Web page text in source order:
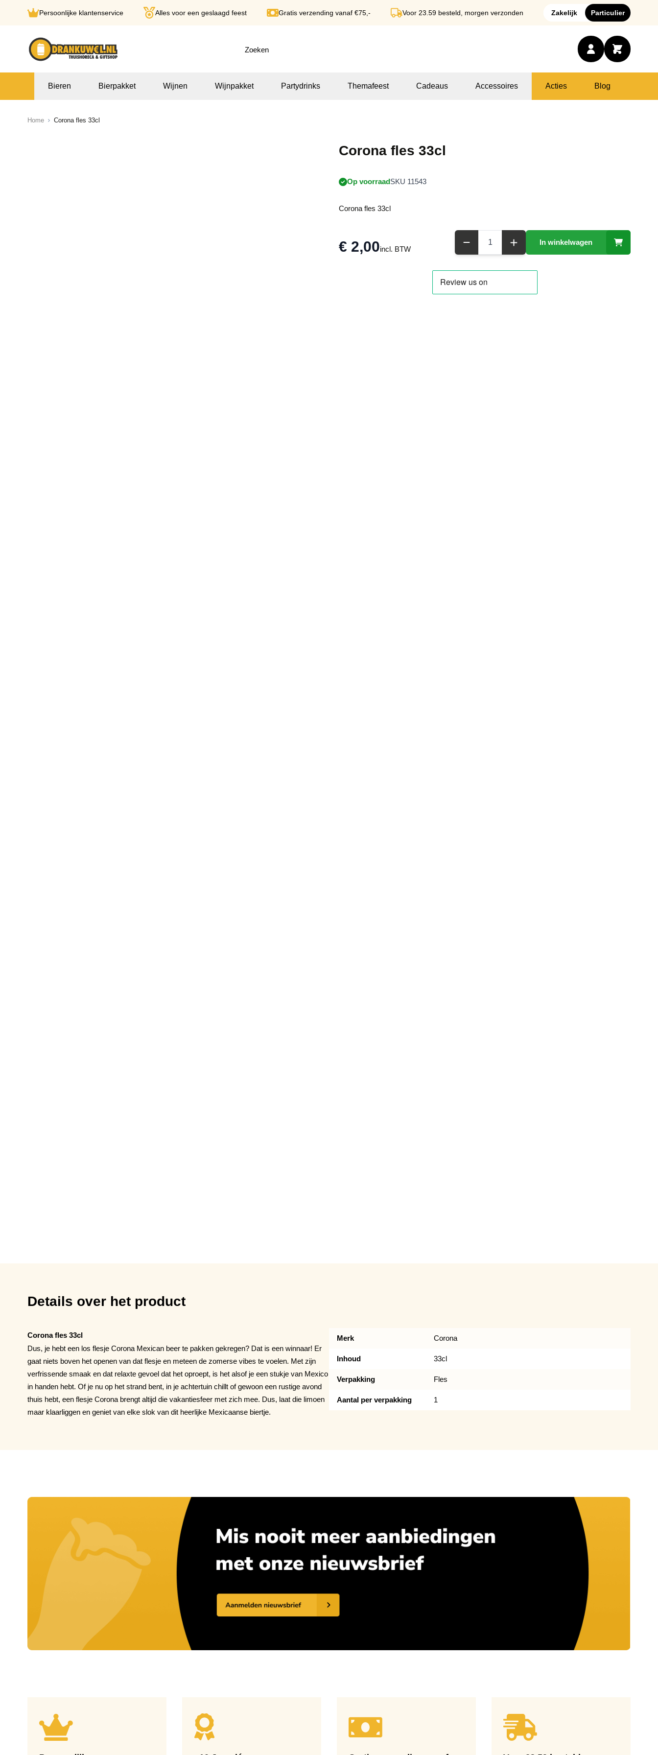
Persoonlijke klantenservice Alles voor een geslaagd feest Gratis verzending vanaf €75,- Voor 23.59 besteld, morgen verzonden Zakelijk Particulier
Bieren Bierpakket Wijnen Wijnpakket Partydrinks Themafeest Cadeaus Accessoires Acties Blog
Home Corona fles 33cl
Corona fles 33cl
Op voorraadSKU 11543
Corona fles 33cl
€ 2,00incl. BTW
In winkelwagen
Details over het product
Corona fles 33cl
Dus, je hebt een los flesje Corona Mexican beer te pakken gekregen? Dat is een winnaar! Er
gaat niets boven het openen van dat flesje en meteen de zomerse vibes te voelen. Met zijn
verfrissende smaak en dat relaxte gevoel dat het oproept, is het alsof je een stukje van Mexico
in handen hebt. Of je nu op het strand bent, in je achtertuin chillt of gewoon een rustige avond
thuis hebt, een flesje Corona brengt altijd die vakantiesfeer met zich mee. Dus, laat die limoen
maar klaarliggen en geniet van elke slok van dit heerlijke Mexicaanse biertje.
Merk Corona
Inhoud 33cl
Verpakking Fles
Aantal per verpakking 1